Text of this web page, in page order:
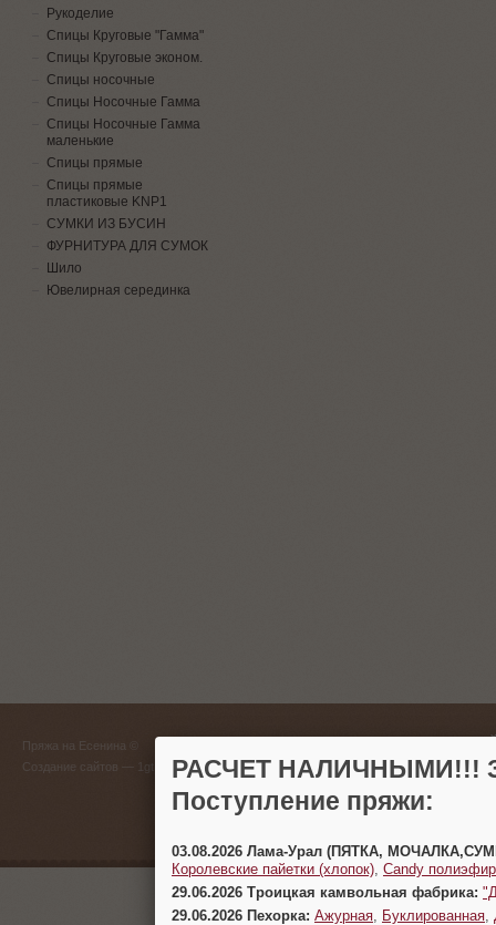
Рукоделие
Спицы Круговые "Гамма"
Спицы Круговые эконом.
Спицы носочные
Спицы Носочные Гамма
Спицы Носочные Гамма
маленькие
Спицы прямые
Спицы прямые
пластиковые KNP1
СУМКИ ИЗ БУСИН
ФУРНИТУРА ДЛЯ СУМОК
Шило
Ювелирная серединка
Пряжа на Есенина ©
Создание сайтов
(383)
г.
РАСЧЕТ НАЛИЧНЫМИ!!!
Поступление пряжи:
03.08.2026 Лама-Урал (ПЯТКА,
Королевские пайетки (хлопок) Candy
29.06.2026 Троицкая камвольная фабрика:
29.06.2026 Пехорка: Ажурная Буклированная